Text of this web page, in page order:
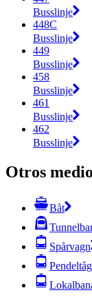
Busslinje
448C
Busslinje
449
Busslinje
458
Busslinje
461
Busslinje
462
Busslinje
Otros
Båt
Spårvagn
Pendeltåg